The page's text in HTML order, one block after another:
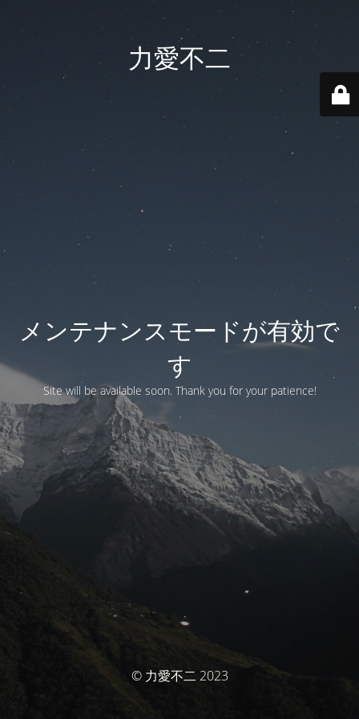
力愛不二
メンテナンスモードが有効で
す
Site will be available soon. Thank you for your patience!
© 力愛不二 2023